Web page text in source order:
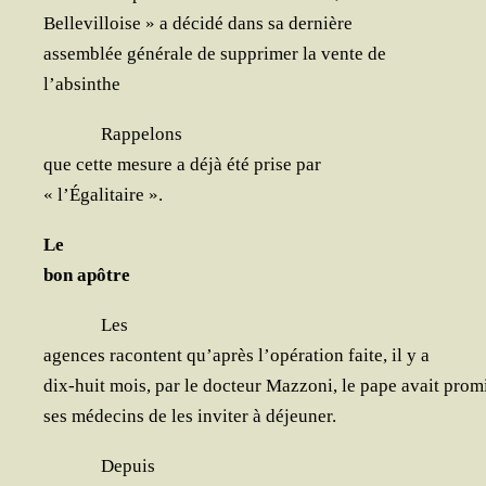
Bel­le­vil­loise » a déci­dé dans sa dernière
assem­blée géné­rale de sup­pri­mer la vente de
l’absinthe
Rap­pe­lons
que cette mesure a déjà été prise par
« l’Égalitaire ».
Le
bon apôtre
Les
agences racontent qu’a­près l’o­pé­ra­tion faite, il y a
dix-huit mois, par le doc­teur Maz­zo­ni, le pape avait
ses méde­cins de les invi­ter à déjeuner.
Depuis